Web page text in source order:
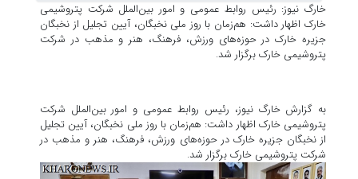
خارگ نیوز: رئیس روابط عمومی و امور بین‌الملل شرکت پتروشیمی
خارک اظهار داشت: هم‌زمان با روز ملی نخبگان، آیین تجلیل از نخبگان
جزیره خارک در حوزه‌های ورزش، فرهنگ، هنر و مذهب در شرکت
پتروشیمی خارک برگزار شد.
به گزارش خارگ نیوز، رئیس روابط عمومی و امور بین‌الملل شرکت
پتروشیمی خارک اظهار داشت: هم‌زمان با روز ملی نخبگان، آیین تجلیل
از نخبگان جزیره خارک در حوزه‌های ورزش، فرهنگ، هنر و مذهب در
شرکت پتروشیمی خارک برگزار شد.